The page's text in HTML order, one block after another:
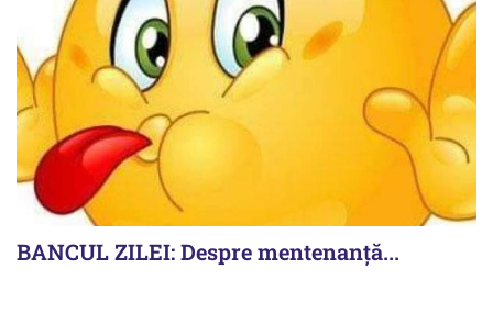
BANCUL ZILEI: Despre mentenanță...